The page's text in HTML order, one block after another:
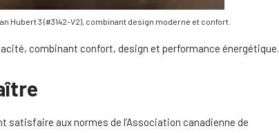
Hubert 3 (#3142-V2), combinant design moderne et confort.
combinant confort, design et performance énergétique.
aux normes de l’Association canadienne de